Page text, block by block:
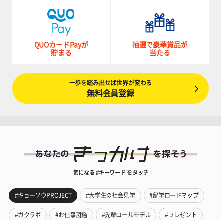
QUOカードPayが
貯まる
抽選で豪華賞品が
当たる
一歩を踏み出せば世界が変わる
無料会員登録
気になる #キーワード をタッチ
#キョーソウPROJECT #大学生の社会見学 #留学ロードマップ
#ガクラボ #お仕事図鑑 #先輩ロールモデル #プレゼント